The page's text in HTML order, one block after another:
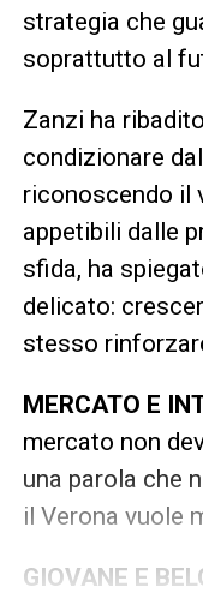
strategia che
soprattutto al
Zanzi ha
condizionare
riconoscendo il
appetibili dalle
sfida, ha
delicato:
stesso
MERCATO E
mercato non
una parola che
il Verona vuole
GIOVANE E